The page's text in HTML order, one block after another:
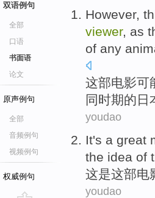
双语例句
全部
口语
书面语
论文
原声例句
全部
音频例句
视频例句
权威例句
However,
viewer, as
of any
这部电影可
同时期的 日
youdao
It's a great
the idea of
这是这部电
youdao